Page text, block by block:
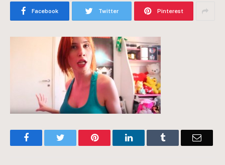
Facebook Twitter Pinterest
FacebookTwitter Pinterest LinkedInTumblr Email